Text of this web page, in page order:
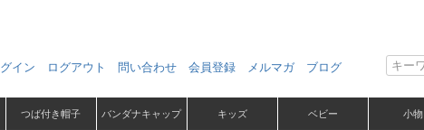
イン ログアウト 問い合わせ 会員登録 メルマガ ブログ
つば付き帽子 バンダナキャップ キッズ ベビー 小物